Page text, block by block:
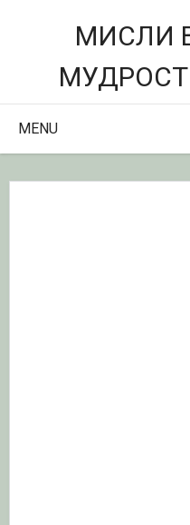
МИСЛИ
MENU